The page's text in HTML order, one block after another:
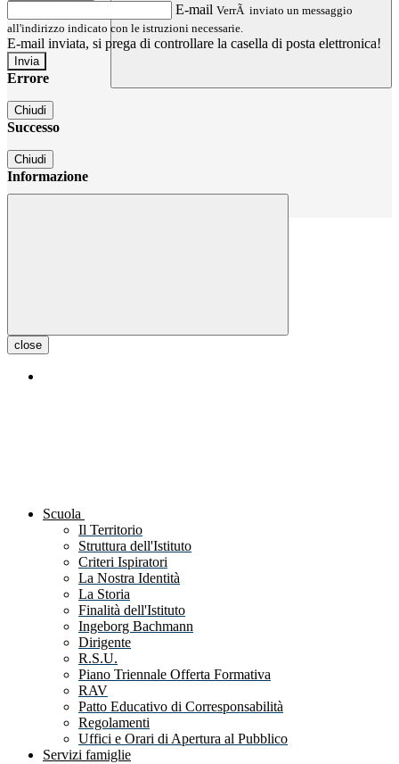
E-mail VerrÃ inviato un messaggio
all'indirizzo indicato con le istruzioni necessarie.
E-mail inviata, si prega di controllare la casella di posta elettronica!
Errore
Chiudi
Successo
Chiudi
Informazione
close
Scuola
Il Territorio
Struttura dell'Istituto
Criteri Ispiratori
La Nostra Identità
La Storia
Finalità dell'Istituto
Ingeborg Bachmann
Dirigente
R.S.U.
Piano Triennale Offerta Formativa
RAV
Patto Educativo di Corresponsabilità
Regolamenti
Uffici e Orari di Apertura al Pubblico
Servizi famiglie